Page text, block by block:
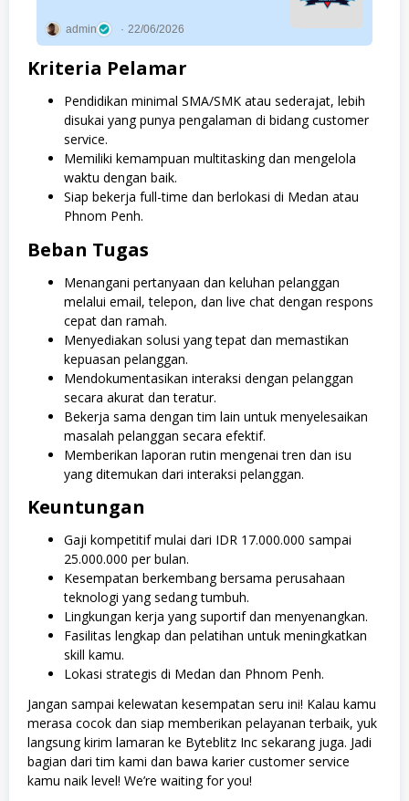
admin 22/06/2026
Kriteria Pelamar
Pendidikan minimal SMA/SMK atau sederajat, lebih
disukai yang punya pengalaman di bidang customer
service.
Memiliki kemampuan multitasking dan mengelola
waktu dengan baik.
Siap bekerja full-time dan berlokasi di Medan atau
Phnom Penh.
Beban Tugas
Menangani pertanyaan dan keluhan pelanggan
melalui email, telepon, dan live chat dengan respons
cepat dan ramah.
Menyediakan solusi yang tepat dan memastikan
kepuasan pelanggan.
Mendokumentasikan interaksi dengan pelanggan
secara akurat dan teratur.
Bekerja sama dengan tim lain untuk menyelesaikan
masalah pelanggan secara efektif.
Memberikan laporan rutin mengenai tren dan isu
yang ditemukan dari interaksi pelanggan.
Keuntungan
Gaji kompetitif mulai dari IDR 17.000.000 sampai
25.000.000 per bulan.
Kesempatan berkembang bersama perusahaan
teknologi yang sedang tumbuh.
Lingkungan kerja yang suportif dan menyenangkan.
Fasilitas lengkap dan pelatihan untuk meningkatkan
skill kamu.
Lokasi strategis di Medan dan Phnom Penh.
Jangan sampai kelewatan kesempatan seru ini! Kalau kamu
merasa cocok dan siap memberikan pelayanan terbaik, yuk
langsung kirim lamaran ke Byteblitz Inc sekarang juga. Jadi
bagian dari tim kami dan bawa karier customer service
kamu naik level! We’re waiting for you!